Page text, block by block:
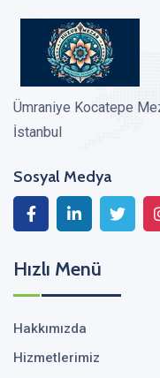
Ümraniye Kocatepe
İstanbul
Sosyal Medya
Hızlı Menü
Hakkımızda
Hizmetlerimiz